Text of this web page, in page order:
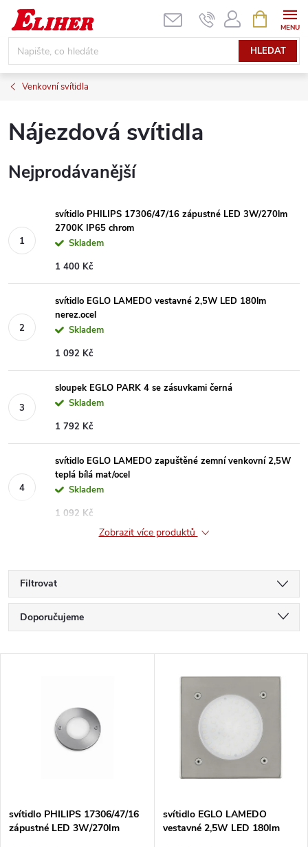
Přejít
obsah
HLEDAT
NÁKUPNÍ
KOŠÍK
Venkovní svítidla
Nájezdová svítidla
Nejprodávanější
svítidlo PHILIPS 17306/47/16 zápustné LED 3W/270lm
2700K IP65 chrom
Skladem
1 400 Kč
svítidlo EGLO LAMEDO vestavné 2,5W LED 180lm
nerez.ocel
Skladem
1 092 Kč
sloupek EGLO PARK 4 se zásuvkami černá
Skladem
1 792 Kč
svítidlo EGLO LAMEDO zapuštěné zemní venkovní 2,5W
teplá bílá mat/ocel
Skladem
1 092 Kč
Zobrazit více produktů
Filtrovat
Ř
a
p
Doporučujeme
Abecedně
s
svítidlo PHILIPS 17306/47/16
zápustné LED 3W/270lm
svítidlo EGLO LAMEDO
vestavné 2,5W LED 180lm